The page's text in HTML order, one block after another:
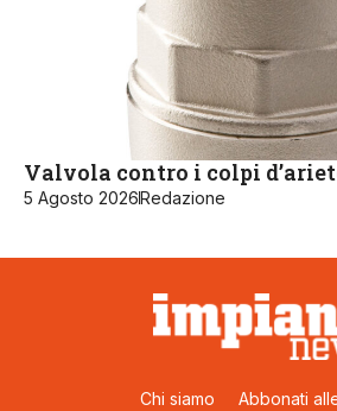
Valvola contro i colpi
5 Agosto 2026Redazione
Chi siamo Abbonati